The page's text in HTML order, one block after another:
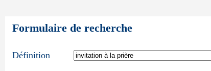
Formulaire de recherche
Définition